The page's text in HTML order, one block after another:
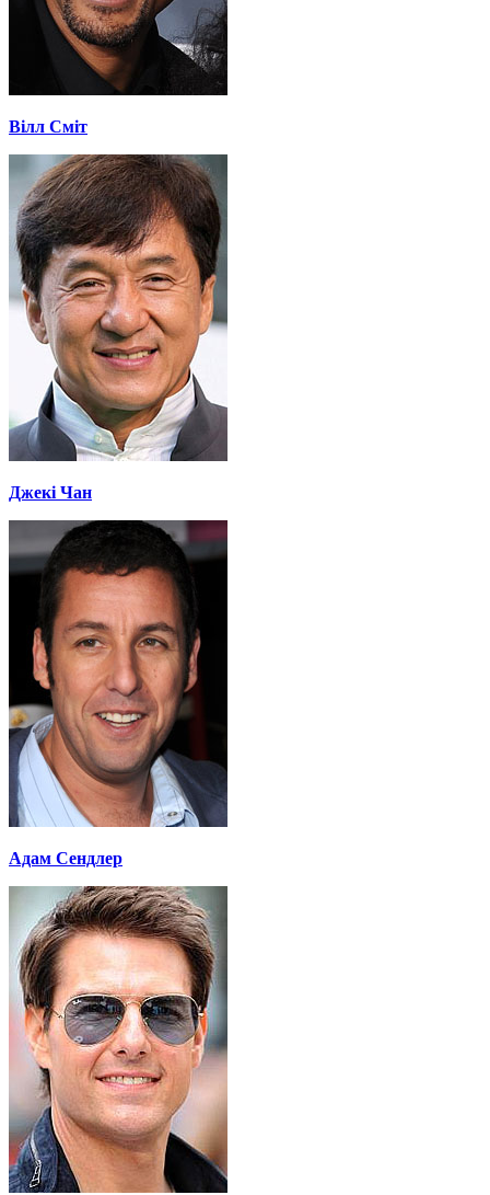
Вілл Сміт
Джекі Чан
Адам Сендлер